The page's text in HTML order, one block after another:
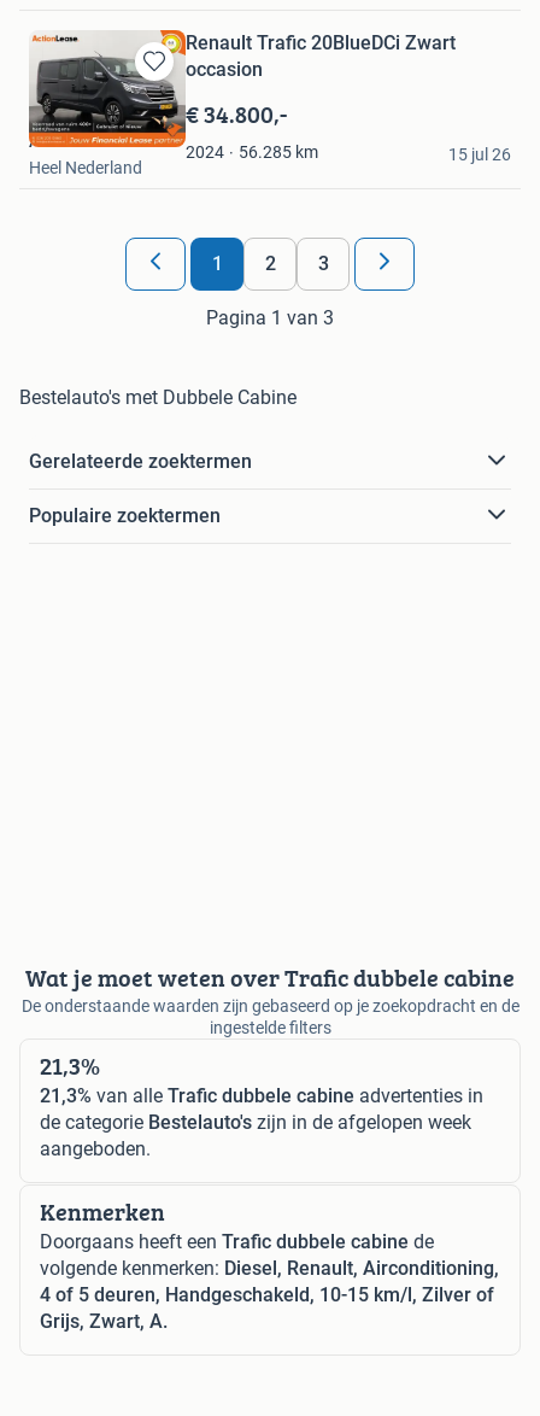
Bewaren
in
Mijn
Favorieten
Renault Trafic 20BlueDCi Zwart
occasion
€ 34.800,-
2024 56.285 km
Action Lease
Heel Nederland
15 jul 26
1 2 3
Pagina 1 van 3
Bestelauto's met Dubbele Cabine
Gerelateerde zoektermen
Populaire zoektermen
Wat je moet weten over Trafic dubbele cabine
De onderstaande waarden zijn gebaseerd op je zoekopdracht en de
ingestelde filters
21,3%
21,3% van alle Trafic dubbele cabine advertenties in
de categorie Bestelauto's zijn in de afgelopen week
aangeboden.
Kenmerken
Doorgaans heeft een Trafic dubbele cabine de
volgende kenmerken: Diesel, Renault, Airconditioning,
4 of 5 deuren, Handgeschakeld, 10-15 km/l, Zilver of
Grijs, Zwart, A.